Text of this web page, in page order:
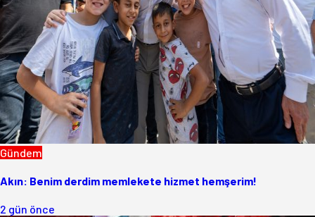
Gündem
Akın: Benim derdim memlekete hizmet hemşerim!
2 gün önce